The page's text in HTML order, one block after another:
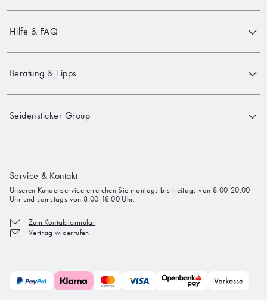
Hilfe & FAQ
Beratung & Tipps
Seidensticker Group
Service & Kontakt
Unseren Kundenservice erreichen Sie montags bis freitags von 8.00-20.00
Uhr und samstags von 8.00-18.00 Uhr.
Zum Kontaktformular
Vertrag widerrufen